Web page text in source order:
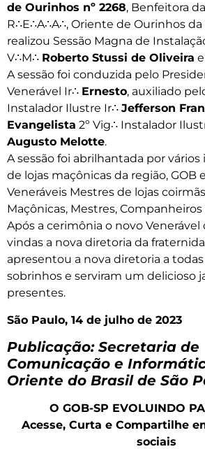
de Ourinhos nº 2268, Benfeitora
R∴E∴A∴A∴, Oriente de Ourinhos da
realizou Sessão Magna de
V∴M∴ Roberto Stussi de Oliveira
A sessão foi conduzida pelo
Venerável Ir∴ Ernesto, auxiliado
Instalador Ilustre Ir∴ Jefferson
Evangelista 2º Vig∴ Instalador
Augusto Melotte.
A sessão foi abrilhantada por
de lojas maçônicas da região, GOB
Veneráveis Mestres de lojas
Maçônicas, Mestres,
Após a cerimônia o novo Venerável
vindas a nova diretoria da
apresentou a nova diretoria a
sobrinhos e serviram um delicioso
presentes.
São Paulo, 14 de julho de 2023
Publicação: Secretaria de
Comunicação e
Oriente do Brasil de São
O GOB-SP EVOLUINDO
Acesse, Curta e Compartilhe
sociais